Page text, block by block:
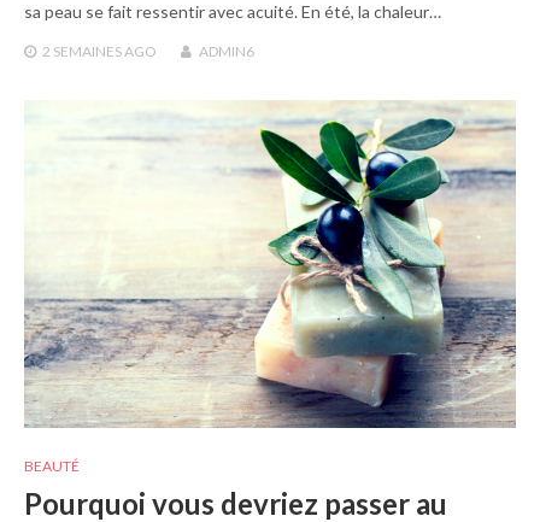
sa peau se fait ressentir avec acuité. En été, la chaleur…
2 SEMAINESAGO ADMIN6
BEAUTÉ
Pourquoi vous devriez passer au